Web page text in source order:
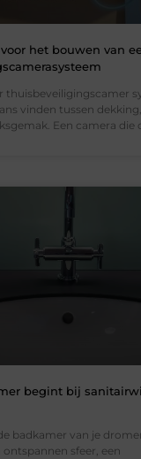
het bouwen van
thuisbeveiligingscamer
vinden tussen
Een camera die
begint bij
badkamer van je
ontspannen sfeer, een